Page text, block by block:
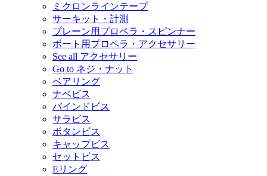
ミクロンラインテープ
サーキット・計測
プレーン用プロペラ・スピンナー
ボート用プロペラ・アクセサリー
See all アクセサリー
Go to ネジ・ナット
ベアリング
ナベビス
バインドビス
サラビス
ボタンビス
キャップビス
セットビス
Eリング